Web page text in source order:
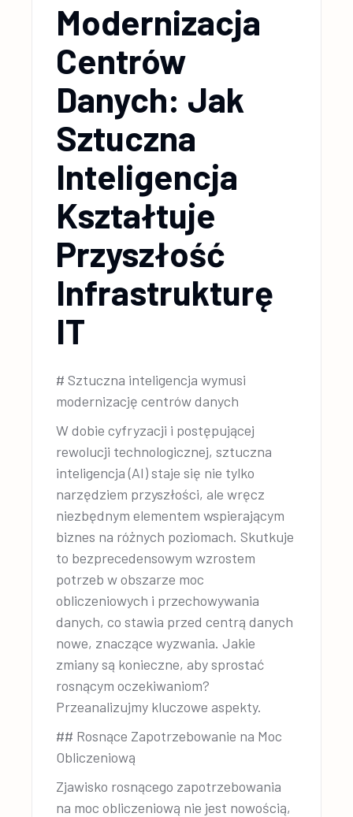
Modernizacja
Centrów
Danych: Jak
Sztuczna
Inteligencja
Kształtuje
Przyszłość
Infrastrukturę
IT
# Sztuczna inteligencja wymusi
modernizację centrów danych
W dobie cyfryzacji i postępującej
rewolucji technologicznej, sztuczna
inteligencja (AI) staje się nie tylko
narzędziem przyszłości, ale wręcz
niezbędnym elementem wspierającym
biznes na różnych poziomach. Skutkuje
to bezprecedensowym wzrostem
potrzeb w obszarze moc
obliczeniowych i przechowywania
danych, co stawia przed centrą danych
nowe, znaczące wyzwania. Jakie
zmiany są konieczne, aby sprostać
rosnącym oczekiwaniom?
Przeanalizujmy kluczowe aspekty.
## Rosnące Zapotrzebowanie na Moc
Obliczeniową
Zjawisko rosnącego zapotrzebowania
na moc obliczeniową nie jest nowością,